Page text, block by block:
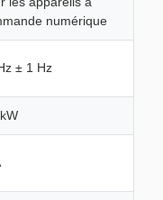
numérique
± 1 Hz